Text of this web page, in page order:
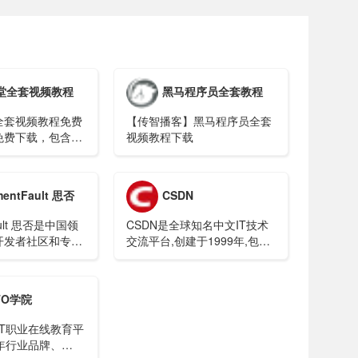
全套视频教程
套视频教程免费
下载，包含各
程学习教程视
黑马程序员全套教程
【传智播客】黑马程序员全套
视频教程下载
思否
思否是中国领
者社区和专业
CSDN
CSDN是全球知名中文IT技术
交流平台,创建于1999年,包含
学院
职业在线教育平
业品牌、